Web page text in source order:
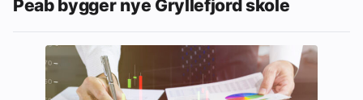
Peab bygger nye Gryllefjord skole